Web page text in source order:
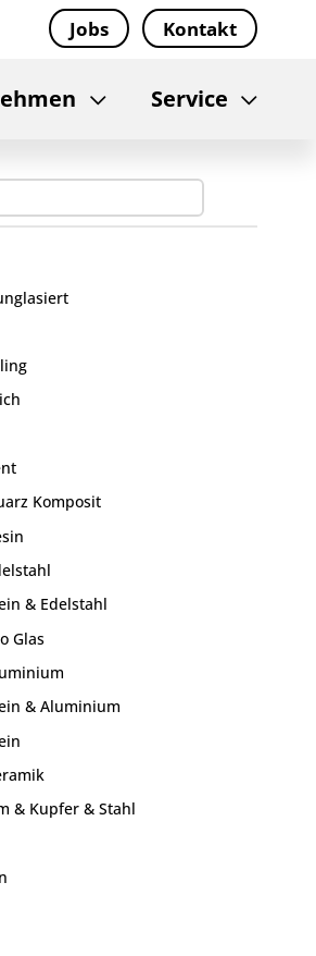
Jobs Kontakt
Service
Komposit
& Edelstahl
Glas
& Aluminium
& Kupfer & Stahl